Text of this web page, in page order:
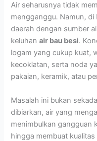
Air seharusnya tidak
mengganggu. Namun,
daerah dengan sumber
keluhanair bau besi.
logam yang cukup kuat,
kecoklatan, serta noda
pakaian, keramik, atau
Masalah ini bukan
dibiarkan, air yang
menimbulkan gangguan
hingga membuat